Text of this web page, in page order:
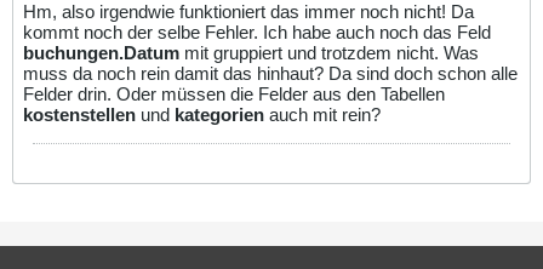
Hm, also irgendwie funktioniert das immer noch nicht! Da
kommt noch der selbe Fehler. Ich habe auch noch das Feld
buchungen.Datum mit gruppiert und trotzdem nicht. Was
muss da noch rein damit das hinhaut? Da sind doch schon alle
Felder drin. Oder müssen die Felder aus den Tabellen
kostenstellen und kategorien auch mit rein?